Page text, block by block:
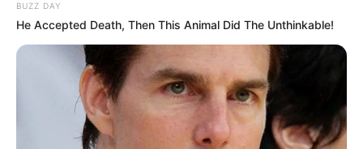
BUZZ DAY
He Accepted Death, Then This Animal Did The Unthinkable!